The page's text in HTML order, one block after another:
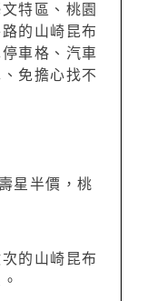
特區、桃園
的山崎昆布
車格、汽車
免擔心找不
的山崎昆布